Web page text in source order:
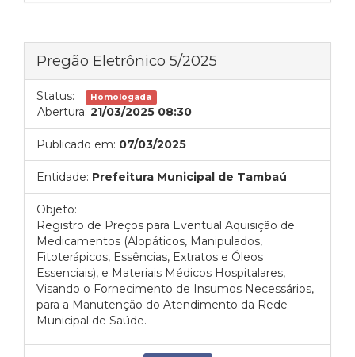
Pregão Eletrônico 5/2025
Status: Homologada
Abertura: 21/03/2025 08:30
Publicado em: 07/03/2025
Entidade: Prefeitura Municipal de Tambaú
Objeto:
Registro de Preços para Eventual Aquisição de
Medicamentos (Alopáticos, Manipulados,
Fitoterápicos, Essências, Extratos e Óleos
Essenciais), e Materiais Médicos Hospitalares,
Visando o Fornecimento de Insumos Necessários,
para a Manutenção do Atendimento da Rede
Municipal de Saúde.